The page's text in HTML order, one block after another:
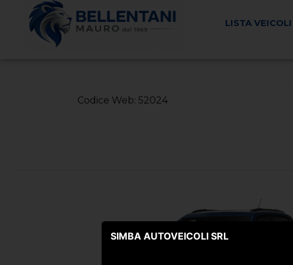
LISTA VEICOLI
< Torna Indietro
Codice Web: 52024
SIMBA AUTOVEICOLI SRL